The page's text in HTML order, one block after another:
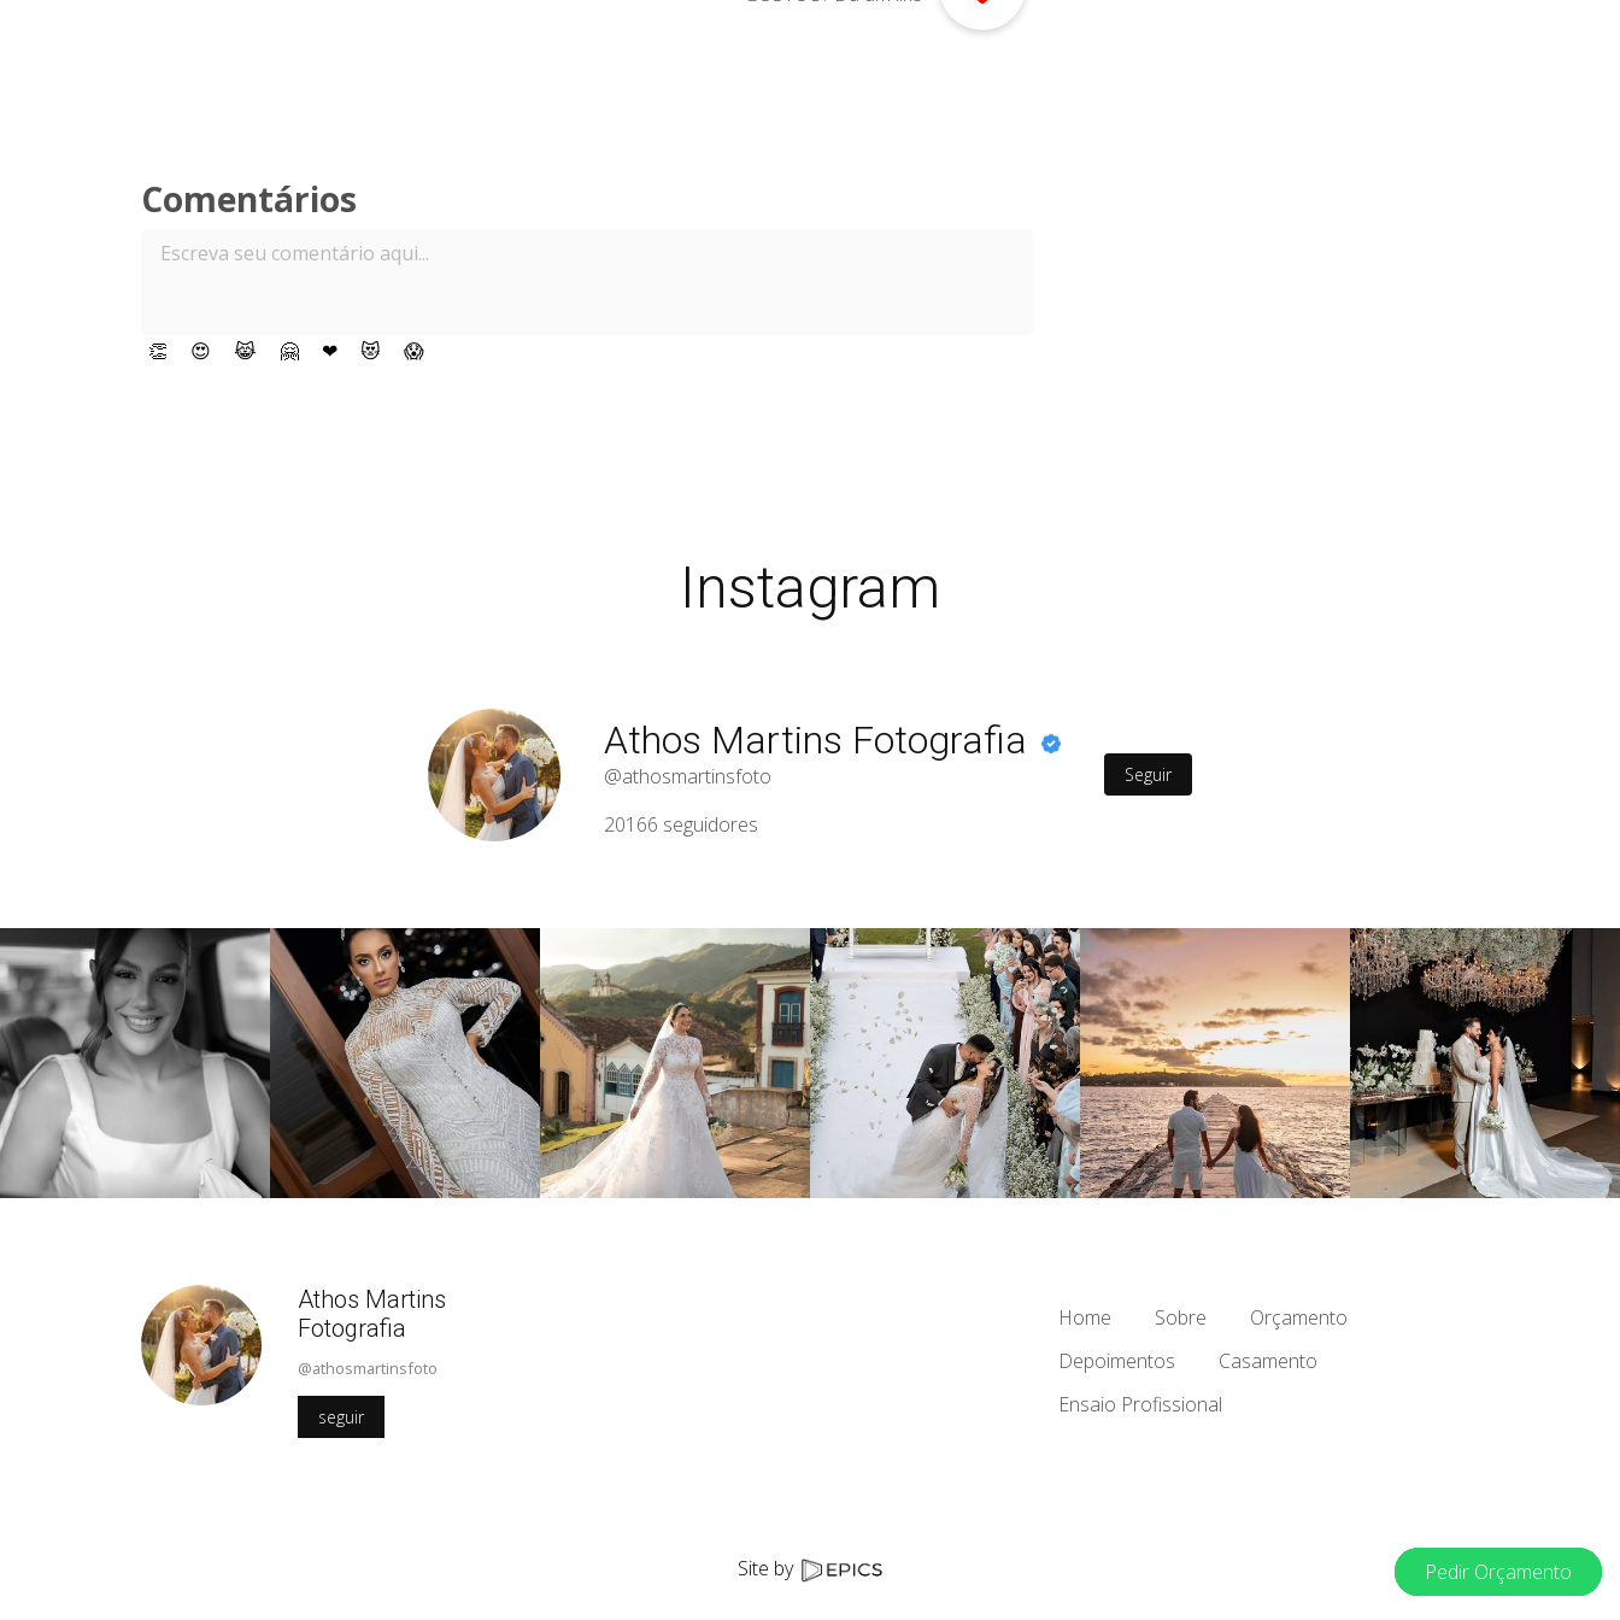
Comentários
👏 😍 😹 🤗 ❤ 😻 😱
Instagram
Athos Martins Fotografia
@athosmartinsfoto
20166 seguidores
Seguir
Athos Martins
Fotografia
@athosmartinsfoto
seguir
Home Sobre
Orçamento
Depoimentos
Casamento
Ensaio Profissional
Site by Pedir Orçamento
Pedir Orçamento
Pedir Orçamento
Pedir Orçamento